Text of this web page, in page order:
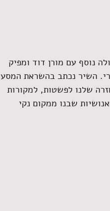
נוסף עם מורן דוד ומפיק
השיר נכתב בהשראת המסע
שלנו לפשטות, למקורות
שבנו ממקום נקי